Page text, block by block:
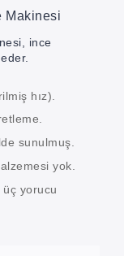
Makinesi
ince
hız).
sunulmuş.
yok.
üç yorucu